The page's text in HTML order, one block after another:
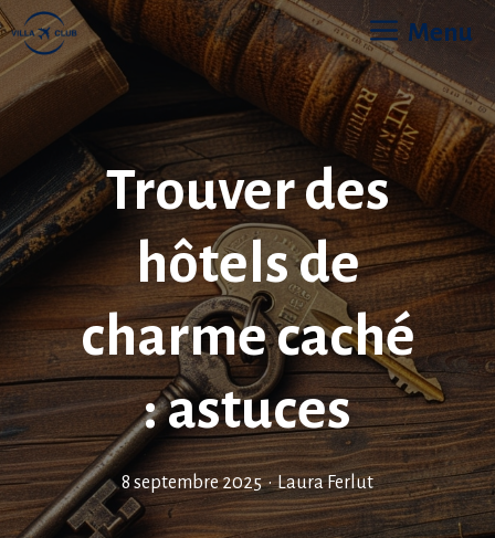
Aller
au
contenu
Menu
Trouver des
hôtels de
charme caché
: astuces
8 septembre 2025 • Laura Ferlut